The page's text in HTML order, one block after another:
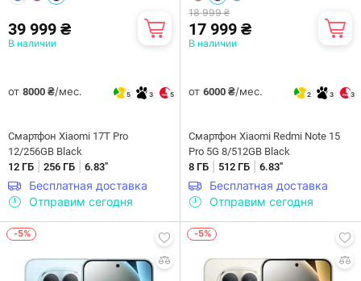
39 999 ₴
В наличии
от 8000 ₴/мес. 5 3 5
Смартфон Xiaomi 17T Pro
12/256GB Black
12 ГБ
256 ГБ 6.83"
Бесплатная доставка
Отправим сегодня
18 999 ₴
17 999 ₴
В наличии
от 6000 ₴/мес. 2 3 3
Смартфон Xiaomi Redmi Note 15
Pro 5G 8/512GB Black
8 ГБ
512 ГБ 6.83"
Бесплатная доставка
Отправим сегодня
-5% -5%